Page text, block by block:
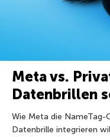
Meta vs.
Datenbrillen
Wie Meta die NameTag-
Datenbrille integrieren